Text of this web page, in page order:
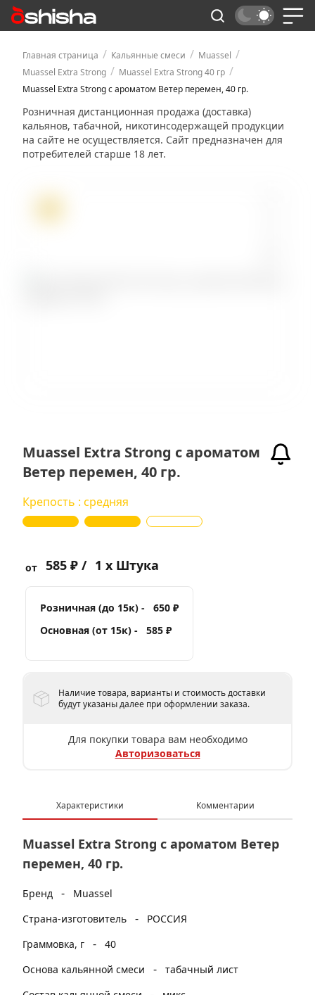
Главная страница / Кальянные смеси / Muassel /
Muassel Extra Strong / Muassel Extra Strong 40 гр /
Muassel Extra Strong с ароматом Ветер перемен, 40 гр.
Розничная дистанционная продажа (доставка)
кальянов, табачной, никотинсодержащей продукции
на сайте не осуществляется. Сайт предназначен для
потребителей старше 18 лет.
Muassel Extra Strong с ароматом
Ветер перемен, 40 гр.
Крепость : средняя
от 585 ₽ / 1 x Штука
Розничная (до 15к) -
650 ₽
Основная (от 15к) -
585 ₽
Наличие товара, варианты и стоимость доставки
будут указаны далее при оформлении заказа.
Для покупки товара вам необходимо
Авторизоваться
Характеристики Комментарии
Muassel Extra Strong с ароматом Ветер
перемен, 40 гр.
Бренд -
Muassel
Страна-изготовитель
-
РОССИЯ
Граммовка, г
- 40
Основа кальянной смеси
- табачный лист